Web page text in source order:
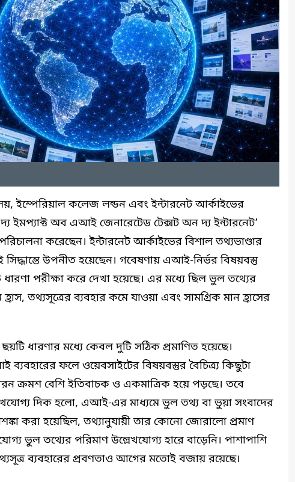
ইম্পেরিয়াল কলেজ লন্ডন এবং ইন্টারনেট আর্কাইভের
ইমপ্যাক্ট অব এআই জেনারেটেড টেক্সট অন দ্য ইন্টারনেট’
করেছেন। ইন্টারনেট আর্কাইভের বিশাল তথ্যভাণ্ডার
সিদ্ধান্তে উপনীত হয়েছেন। গবেষণায় এআই-নির্ভর বিষয়বস্তু
ধারণা পরীক্ষা করে দেখা হয়েছে। এর মধ্যে ছিল ভুল তথ্যের
হ্রাস, তথ্যসূত্রের ব্যবহার কমে যাওয়া এবং সামগ্রিক মান হ্রাসের
ধারণার মধ্যে কেবল দুটি সঠিক প্রমাণিত হয়েছে।
ফলে ওয়েবসাইটের বিষয়বস্তুর বৈচিত্র্য কিছুটা
ক্রমশ বেশি ইতিবাচক ও একমাত্রিক হয়ে পড়ছে। তবে
দিক হলো, এআই-এর মাধ্যমে ভুল তথ্য বা ভুয়া সংবাদের
করা হয়েছিল, তথ্যানুযায়ী তার কোনো জোরালো প্রমাণ
ভুল তথ্যের পরিমাণ উল্লেখযোগ্য হারে বাড়েনি। পাশাপাশি
ব্যবহারের প্রবণতাও আগের মতোই বজায় রয়েছে।